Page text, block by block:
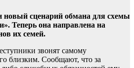
сценарий обмана для схемы
Теперь она направлена на
их семей.
звонят самому
близким. Сообщают, что за